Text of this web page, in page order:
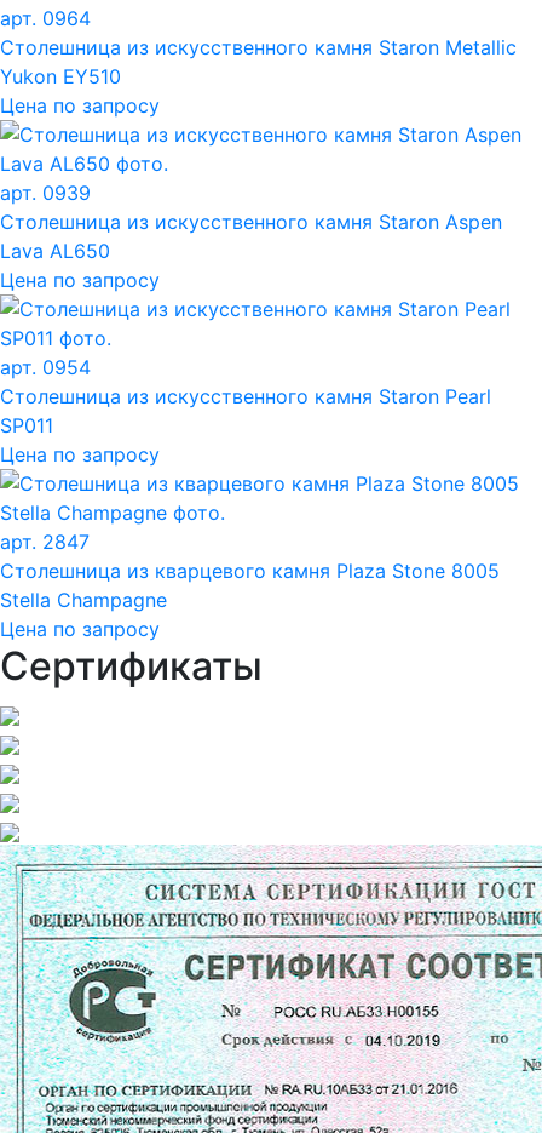
арт. 0964
Столешница из искусственного камня Staron Metallic
Yukon EY510
Цена по запросу
арт. 0939
Столешница из искусственного камня Staron Aspen
Lava AL650
Цена по запросу
арт. 0954
Столешница из искусственного камня Staron Pearl
SP011
Цена по запросу
арт. 2847
Столешница из кварцевого камня Plaza Stone 8005
Stella Champagne
Цена по запросу
Сертификаты